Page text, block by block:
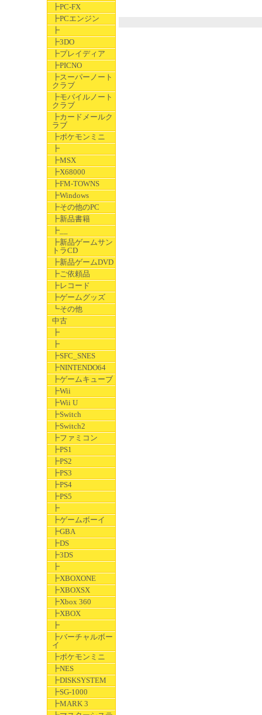
┣PC-FX
┣PCエンジン
┣
┣3DO
┣プレイディア
┣PICNO
┣スーパーノート
クラブ
┣モバイルノート
クラブ
┣カードメールク
ラブ
┣ポケモンミニ
┣
┣MSX
┣X68000
┣FM-TOWNS
┣Windows
┣その他のPC
┣新品書籍
┣__
┣新品ゲームサン
トラCD
┣新品ゲームDVD
┣ご依頼品
┣レコード
┣ゲームグッズ
┗その他
中古
┣
┣
┣SFC_SNES
┣NINTENDO64
┣ゲームキューブ
┣Wii
┣Wii U
┣Switch
┣Switch2
┣ファミコン
┣PS1
┣PS2
┣PS3
┣PS4
┣PS5
┣
┣ゲームボーイ
┣GBA
┣DS
┣3DS
┣
┣XBOXONE
┣XBOXSX
┣Xbox 360
┣XBOX
┣
┣バーチャルボー
イ
┣ポケモンミニ
┣NES
┣DISKSYSTEM
┣SG-1000
┣MARK 3